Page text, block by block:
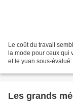
Le coût du travail
la mode pour ceux qui
et le yuan sous-
Les grands